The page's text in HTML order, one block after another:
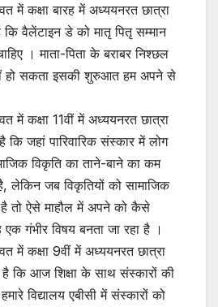
में कक्षा बारह में अध्ययनरत छात्रा
वैलेंटाइन डे को मातृ पितृ सम्मान
। माता-पिता के बराबर निश्छल
हो सकता इसकी शुरुआत हम अपने से
में कक्षा 11वीं में अध्ययनरत छात्रा
जहां पारिवारिक संस्कार में लोग
विकृति का ताने-बाने का कम
लेकिन जब विकृतियों को सामाजिक
है तो ऐसे माहौल में अपने को कैसे
गंभीर विषय बनता जा रहा है ।
में कक्षा 9वीं में अध्ययनरत छात्रा
है कि आज शिक्षा के साथ संस्कारों की
विद्यालय एबीसी में संस्कारों को